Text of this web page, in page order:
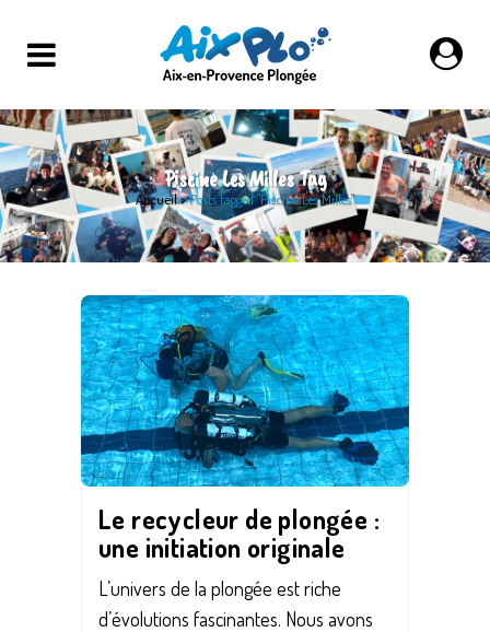
Piscine Les Milles Tag
Accueil>Posts tagged "Piscine Les Milles"
Le recycleur de plongée :
une initiation originale
L’univers de la plongée est riche
d’évolutions fascinantes. Nous avons